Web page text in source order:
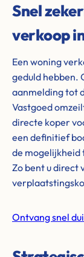
Snel
verkoop
Een woning
geduld hebben.
aanmelding tot
Vastgoed
directe koper
een definitief
de mogelijkheid
Zo bent u direct
Ontvang snel